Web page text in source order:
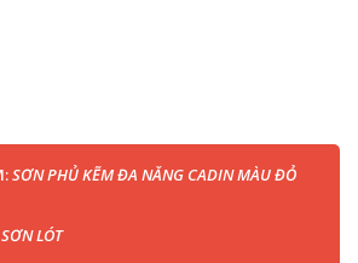
SƠN PHỦ KẼM ĐA NĂNG CADIN MÀU ĐỎ
LÓT